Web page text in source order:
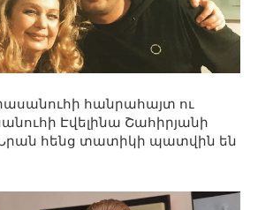
հանրահայտ ու
Էվելինա Շահիրյանի
Նրան հենց տատիկի պատվին են